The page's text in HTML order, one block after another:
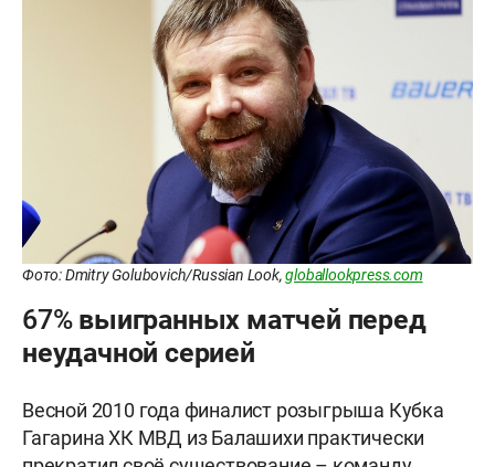
Фото: Dmitry Golubovich/Russian Look,globallookpress.com
67% выигранных матчей перед
неудачной серией
Весной 2010 года финалист розыгрыша Кубка
Гагарина ХК МВД из Балашихи практически